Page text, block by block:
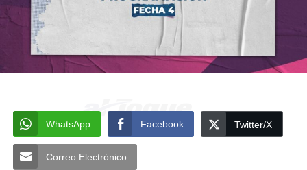
WhatsApp Facebook Twitter/X
Correo Electrónico